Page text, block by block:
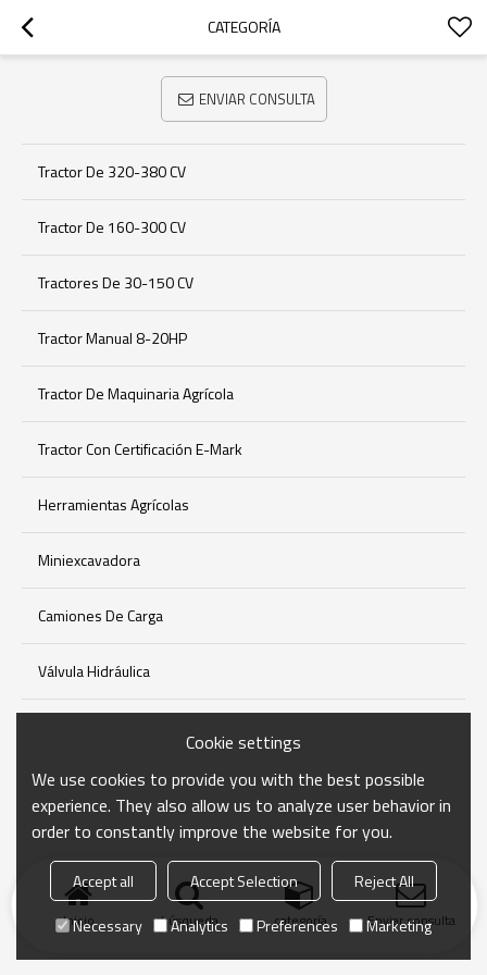
CATEGORÍA
ENVIAR CONSULTA
Tractor De 320-380 CV
Tractor De 160-300 CV
Tractores De 30-150 CV
Tractor Manual 8-20HP
Tractor De Maquinaria Agrícola
Tractor Con Certificación E-Mark
Herramientas Agrícolas
Miniexcavadora
Camiones De Carga
Válvula Hidráulica
Inicio búsqueda categoría Enviar consulta
Cookie settings
We use cookies to provide you with the best possible
experience. They also allow us to analyze user behavior in
order to constantly improve the website for you.
Accept all Accept Selection
Reject All
Necessary
Analytics Preferences Marketing